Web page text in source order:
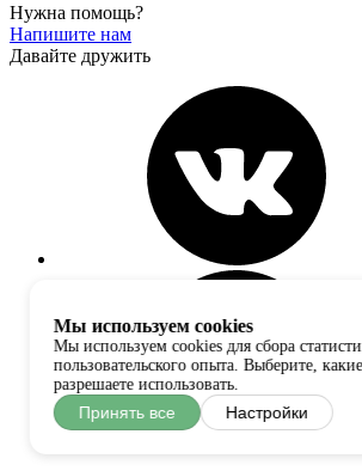
Нужна помощь?
Напишите нам
Давайте дружить
Мы используем cookies
Мы используем cookies для сбора
пользовательского опыта. Выберите,
разрешаете использовать.
Принять все Настройки